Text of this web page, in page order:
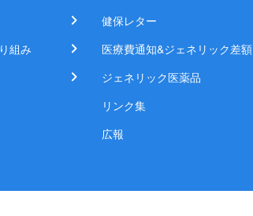
組み
健保レター
医療費通知&ジェネリック差額
ジェネリック医薬品
リンク集
広報